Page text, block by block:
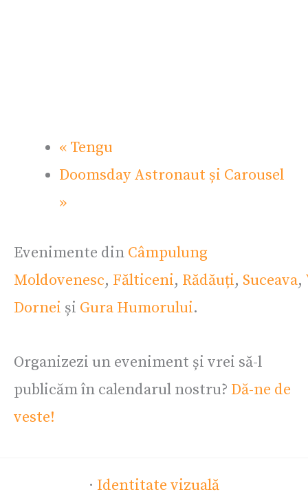
« Tengu
Doomsday Astronaut și Carousel
»
Evenimente din Câmpulung
Moldovenesc, Fălticeni, Rădăuți, Suceava,
Dornei și Gura Humorului.
Organizezi un eveniment și vrei să-l
publicăm în calendarul nostru? Dă-ne de
veste!
· Identitate vizuală